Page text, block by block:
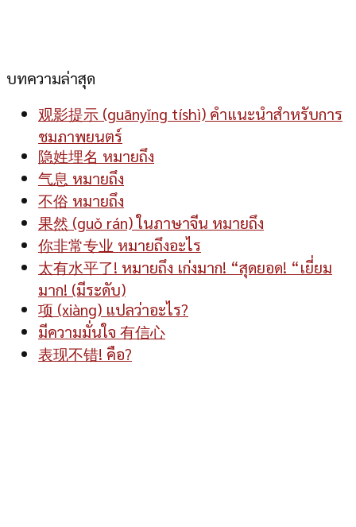
บทความล่าสุด
观影提示 (guānyǐng tíshì) คำแนะนำสำหรับการ
ชมภาพยนตร์
隐姓埋名 หมายถึง
气息 หมายถึง
不俗 หมายถึง
果然 (guǒ rán) ในภาษาจีน หมายถึง
你非常专业 หมายถึงอะไร
太有水平了! หมายถึง เก่งมาก! “สุดยอด! “เยี่ยม
มาก! (มีระดับ)
项 (xiàng) แปลว่าอะไร?
มีความมั่นใจ 有信心
表现不错! คือ?